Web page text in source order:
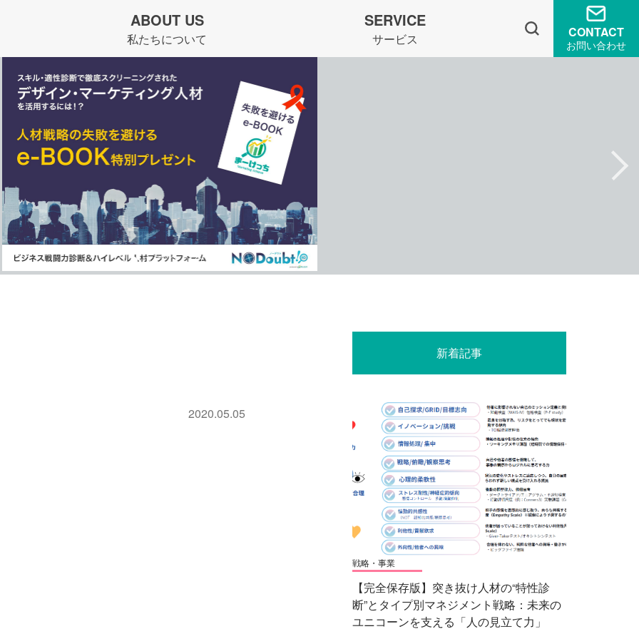
ABOUT US
私たちについて
SERVICE
サービス CONTACT
お問い合わせ
2020.05.05
新着記事
戦略・事業
【完全保存版】突き抜け人材の“特性診
断”とタイプ別マネジメント戦略：未来の
ユニコーンを支える「人の見立て力」